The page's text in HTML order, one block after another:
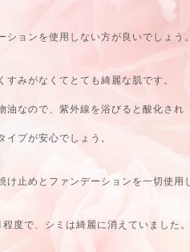
ョンを使用しない方が良いでしょう。
みがなくてとても綺麗な肌です。
油なので、紫外線を浴びると酸化され
プが安心でしょう。
止めとファンデーションを一切使用
度で、シミは綺麗に消えていました。